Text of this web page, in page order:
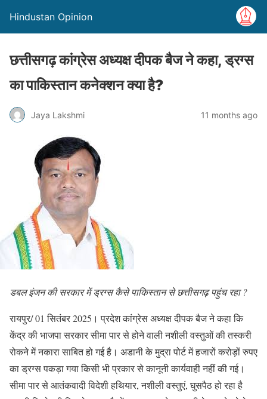
Hindustan Opinion
छत्तीसगढ़ कांग्रेस अध्यक्ष दीपक बैज ने कहा, ड्रग्स
का पाकिस्तान कनेक्शन क्या है?
Jaya Lakshmi 11 months ago
डबल इंजन की सरकार में ड्रग्स कैसे पाकिस्तान से छत्तीसगढ़ पहुंच रहा ?
रायपुर/ 01 सितंबर 2025। प्रदेश कांग्रेस अध्यक्ष दीपक बैज ने कहा कि
केंद्र की भाजपा सरकार सीमा पार से होने वाली नशीली वस्तुओं की तस्करी
रोकने में नकारा साबित हो गई है। अडानी के मुद्रा पोर्ट में हजारों करोड़ों रुपए
का ड्रग्स पकड़ा गया किसी भी प्रकार से कानूनी कार्यवाही नहीं की गई।
सीमा पार से आतंकवादी विदेशी हथियार, नशीली वस्तुएं, घुसपैठ हो रहा है